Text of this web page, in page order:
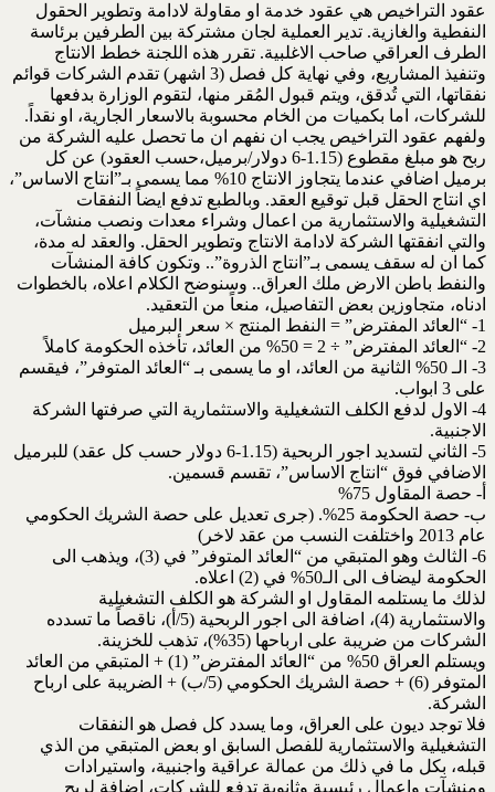
عقود التراخيص هي عقود خدمة او مقاولة لادامة وتطوير الحقول
النفطية والغازية. تدير العملية لجان مشتركة بين الطرفين برئاسة
الطرف العراقي صاحب الاغلبية. تقرر هذه اللجنة خطط الانتاج
وتنفيذ المشاريع، وفي نهاية كل فصل (3 اشهر) تقدم الشركات قوائم
نفقاتها، التي تُدقق، ويتم قبول المُقر منها، لتقوم الوزارة بدفعها
للشركات، اما بكميات من الخام محسوبة بالاسعار الجارية، او نقداً.
ولفهم عقود التراخيص يجب ان نفهم ان ما تحصل عليه الشركة من
ربح هو مبلغ مقطوع (1.15-6 دولار/برميل،حسب العقود) عن كل
برميل اضافي عندما يتجاوز الانتاج 10% مما يسمى بـ”انتاج الاساس”،
اي انتاج الحقل قبل توقيع العقد. وبالطبع تدفع ايضاً النفقات
التشغيلية والاستثمارية من اعمال وشراء معدات ونصب منشآت،
والتي انفقتها الشركة لادامة الانتاج وتطوير الحقل. والعقد له مدة،
كما ان له سقف يسمى بـ”انتاج الذروة”.. وتكون كافة المنشآت
والنفط باطن الارض ملك العراق.. وسنوضح الكلام اعلاه، بالخطوات
ادناه، متجاوزين بعض التفاصيل، منعاً من التعقيد.
1- “العائد المفترض” = النفط المنتج × سعر البرميل
2- “العائد المفترض” ÷ 2 = 50% من العائد، تأخذه الحكومة كاملاً
3- الـ 50% الثانية من العائد، او ما يسمى بـ “العائد المتوفر”، فيقسم
على 3 ابواب.
4- الاول لدفع الكلف التشغيلية والاستثمارية التي صرفتها الشركة
الاجنبية.
5- الثاني لتسديد اجور الربحية (1.15-6 دولار حسب كل عقد) للبرميل
الاضافي فوق “انتاج الاساس”، تقسم قسمين.
أ‌- حصة المقاول 75%
ب‌- حصة الحكومة 25%. (جرى تعديل على حصة الشريك الحكومي
عام 2013 واختلفت النسب من عقد لاخر)
6- الثالث وهو المتبقي من “العائد المتوفر” في (3)، ويذهب الى
الحكومة ليضاف الى الـ50% في (2) اعلاه.
لذلك ما يستلمه المقاول او الشركة هو الكلف التشغيلية
والاستثمارية (4)، اضافة الى اجور الربحية (5/أ)، ناقصاً ما تسدده
الشركات من ضريبة على ارباحها (35%)، تذهب للخزينة.
ويستلم العراق 50% من “العائد المفترض” (1) + المتبقي من العائد
المتوفر (6) + حصة الشريك الحكومي (5/ب) + الضريبة على ارباح
الشركة.
فلا توجد ديون على العراق، وما يسدد كل فصل هو النفقات
التشغيلية والاستثمارية للفصل السابق او بعض المتبقي من الذي
قبله، بكل ما في ذلك من عمالة عراقية واجنبية، واستيرادات
ومنشآت واعمال رئيسية وثانوية تدفع للشركات، اضافة لربح